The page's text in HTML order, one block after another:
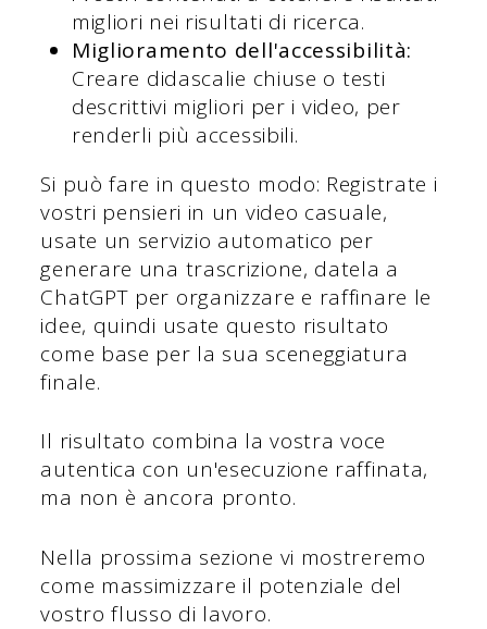
migliori nei risultati di ricerca.
Miglioramento dell'accessibilità:
Creare didascalie chiuse o testi
descrittivi migliori per i video, per
renderli più accessibili.
Si può fare in questo modo: Registrate i
vostri pensieri in un video casuale,
usate un servizio automatico per
generare una trascrizione, datela a
ChatGPT per organizzare e raffinare le
idee, quindi usate questo risultato
come base per la sua sceneggiatura
finale.
Il risultato combina la vostra voce
autentica con un'esecuzione raffinata,
ma non è ancora pronto.
Nella prossima sezione vi mostreremo
come massimizzare il potenziale del
vostro flusso di lavoro.